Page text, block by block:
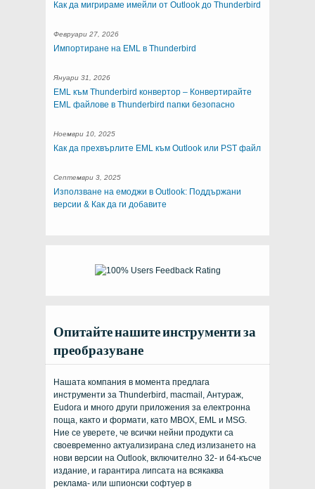
Как да мигрираме имейли от Outlook до Thunderbird
Февруари 27, 2026
Импортиране на EML в Thunderbird
Януари 31, 2026
EML към Thunderbird конвертор – Конвертирайте
EML файлове в Thunderbird папки безопасно
Ноември 10, 2025
Как да прехвърлите EML към Outlook или PST файл
Септември 3, 2025
Използване на емоджи в Outlook: Поддържани
версии & Как да ги добавите
Опитайте нашите инструменти за
преобразуване
Нашата компания в момента предлага
инструменти за Thunderbird, macmail, Антураж,
Eudora и много други приложения за електронна
поща, както и формати, като MBOX, EML и MSG.
Ние се уверете, че всички нейни продукти са
своевременно актуализирана след излизането на
нови версии на Outlook, включително 32- и 64-късче
издание, и гарантира липсата на всякаква
реклама- или шпионски софтуер в